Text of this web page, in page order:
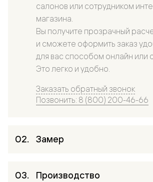
салонов или сотрудником
магазина.
Вы получите прозрачный
и сможете оформить заказ
для вас способом онлайн или
Это легко и удобно.
Заказать обратный звонок
Позвонить: 8 (800) 200-46-66
Замер
Производство